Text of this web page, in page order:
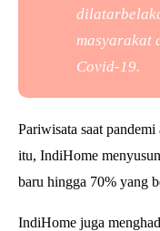
masyarakat
Covid-19.
Pariwisata saat
itu, IndiHome
baru hingga 70% yang
IndiHome juga